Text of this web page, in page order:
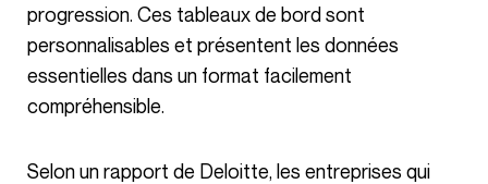
progression. Ces tableaux de bord sont
personnalisables et présentent les données
essentielles dans un format facilement
compréhensible.
Selon un rapport de Deloitte, les entreprises qui